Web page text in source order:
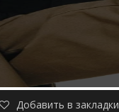
Добавить в закладки